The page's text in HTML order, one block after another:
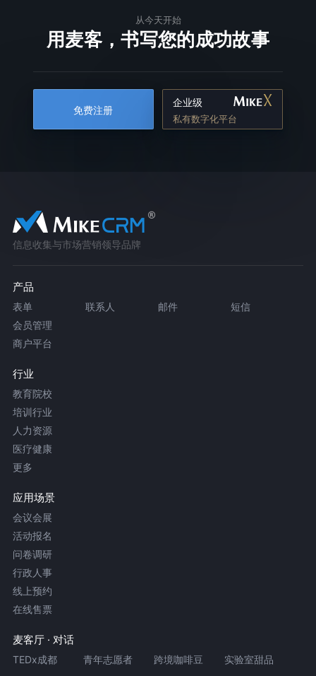
从今天开始
用麦客，书写您的成功故事
免费注册
企业级
私有数字化平台
信息收集与市场营销领导品牌
产品
表单 联系人 邮件
短信
会员管理
商户平台
行业
教育院校
培训行业
人力资源
医疗健康
更多
应用场景
会议会展
活动报名
问卷调研
行政人事
线上预约
在线售票
麦客厅 · 对话
TEDx成都 青年志愿者 跨境咖啡豆 实验室甜品